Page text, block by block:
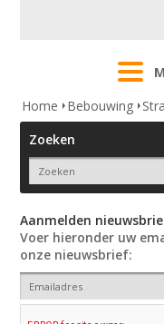
Home
Bebouwing
Zoeken
Aanmelden
Voer hieronder uw
onze nieuwsbrief: